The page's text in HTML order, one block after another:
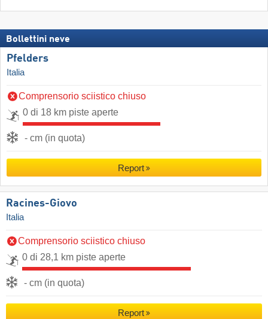
Bollettini neve
Pfelders
Italia
Comprensorio sciistico chiuso
0 di 18 km piste aperte
- cm (in quota)
Report
Racines-Giovo
Italia
Comprensorio sciistico chiuso
0 di 28,1 km piste aperte
- cm (in quota)
Report